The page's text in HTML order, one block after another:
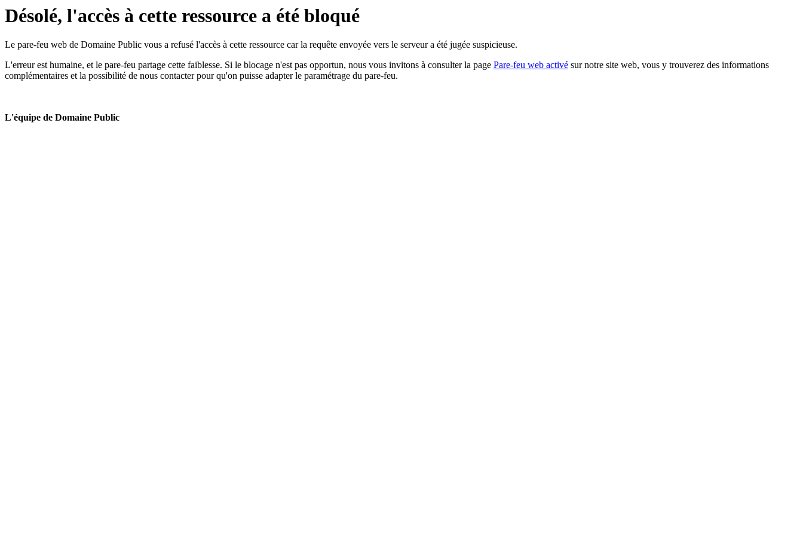
Désolé, l'accès à cette ressource a été bloqué
Le pare-feu web de Domaine Public vous a refusé l'accès à cette ressource car la requête envoyée vers le serveur a été jugée suspicieuse.
L'erreur est humaine, et le pare-feu partage cette faiblesse. Si le blocage n'est pas opportun, nous vous invitons à consulter la page Pare-feu web activé sur notre site web, vous y trouverez des informations
complémentaires et la possibilité de nous contacter pour qu'on puisse adapter le paramétrage du pare-feu.
L'équipe de Domaine Public